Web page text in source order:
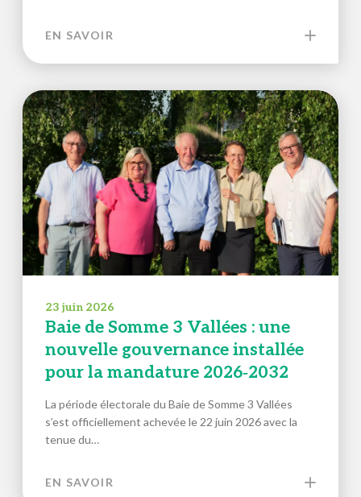
EN SAVOIR
23 juin 2026
Baie de Somme 3 Vallées : une
nouvelle gouvernance installée
pour la mandature 2026‑2032
La période électorale du Baie de Somme 3 Vallées
s’est officiellement achevée le 22 juin 2026 avec la
tenue du…
EN SAVOIR